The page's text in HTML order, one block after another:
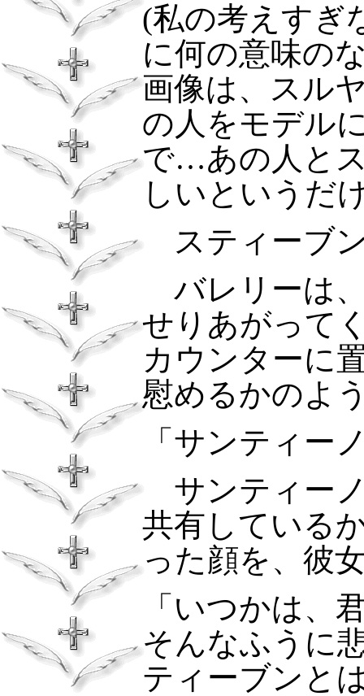
(私の考えすぎ
に何の意味の
画像は、スル
の人をモデル
で…あの人と
しいというだ
スティーブ
バレリーは
せりあがって
カウンターに
慰めるかのよ
「サンティー
サンティー
共有している
った顔を、彼
「いつかは、
そんなふうに
ティーブンと